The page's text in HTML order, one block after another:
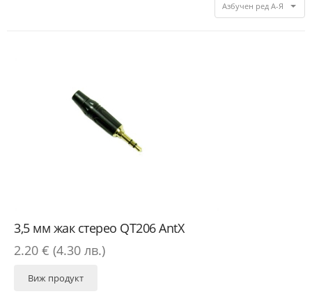
Азбучен ред А-Я
3,5 мм жак стерео QT206 AntX
2.20 € (4.30 лв.)
Виж продукт